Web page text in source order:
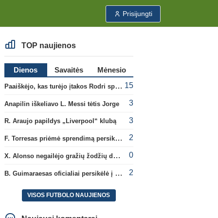
Prisijungti
TOP naujienos
Dienos Savaitės
Mėnesio
Paaiškėjo, kas turėjo įtakos Rodri sprendimui pasirinkti Barselonos pusę 15
Anapilin iškeliavo L. Messi tėtis Jorge 3
R. Araujo papildys „Liverpool“ klubą 3
F. Torresas priėmė sprendimą persikelti į PSG ekipą 2
X. Alonso negailėjo gražių žodžių dabartiniam savo klubui „Chelsea“ 0
B. Guimaraesas oficialiai persikėlė į „Arsenal“ klubą 2
VISOS FUTBOLO NAUJIENOS